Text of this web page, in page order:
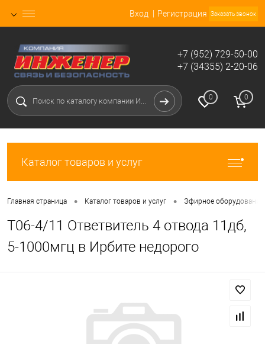
Вход Регистрация Заказать звонок
+7 (952) 729-50-00
+7 (34355) 2-20-06
0 0
Каталог товаров и услуг
Главная страница • Каталог товаров и услуг • Эфирное
T06-4/11 Ответвитель 4 отвода 11дб,
5-1000мгц в Ирбите недорого